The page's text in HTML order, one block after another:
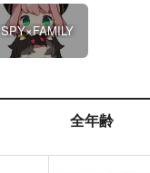
SPY×FAMILY
全年齢